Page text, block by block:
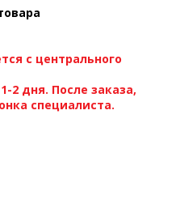
с центрального
2 дня. После заказа,
специалиста.